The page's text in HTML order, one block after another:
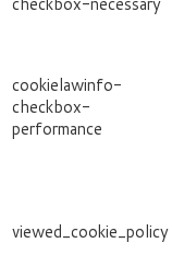
cookielawinfo-
checkbox-
performance
viewed_cookie_policy